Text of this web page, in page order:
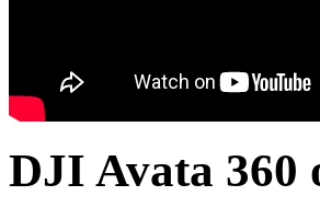
DJI Avata 360